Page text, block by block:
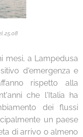
25.08
mesi, a Lampedusa
d'emergenza e
rispetto alla
che l'Italia ha
dei flussi
un paese
di arrivo o almeno